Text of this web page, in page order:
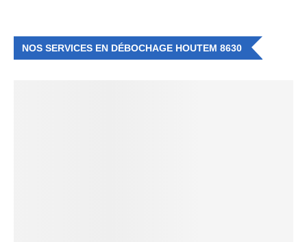
NOS SERVICES EN DÉBOCHAGE HOUTEM 8630